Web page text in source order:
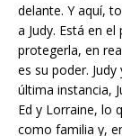
delante. Y aquí,
a Judy. Está en
protegerla, en
es su poder.
última instancia,
Ed y Lorraine, lo
como familia y,